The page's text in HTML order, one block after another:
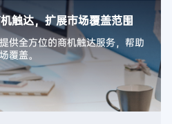
触达，扩展市场覆盖范围
供全方位的商机触达服务，帮助
覆盖。